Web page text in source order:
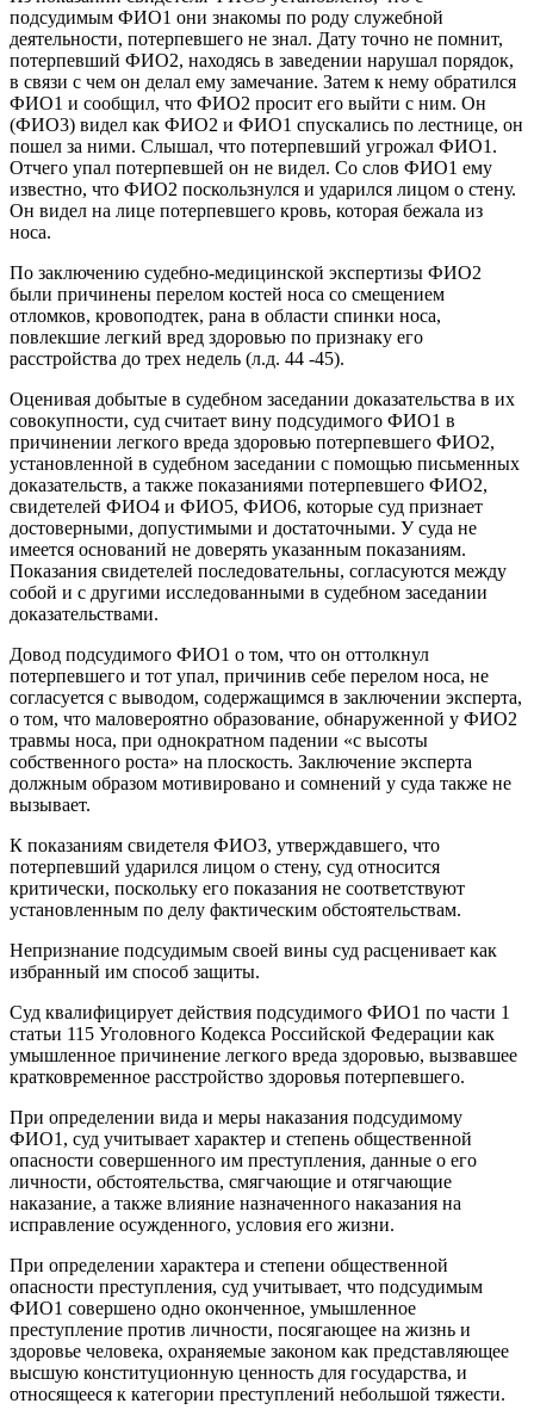
подсудимым ФИО1 они знакомы по роду служебной
деятельности, потерпевшего не знал. Дату точно не помнит,
потерпевший ФИО2, находясь в заведении нарушал порядок,
в связи с чем он делал ему замечание. Затем к нему обратился
ФИО1 и сообщил, что ФИО2 просит его выйти с ним. Он
(ФИО3) видел как ФИО2 и ФИО1 спускались по лестнице, он
пошел за ними. Слышал, что потерпевший угрожал ФИО1.
Отчего упал потерпевшей он не видел. Со слов ФИО1 ему
известно, что ФИО2 поскользнулся и ударился лицом о стену.
Он видел на лице потерпевшего кровь, которая бежала из
носа.
По заключению судебно-медицинской экспертизы ФИО2
были причинены перелом костей носа со смещением
отломков, кровоподтек, рана в области спинки носа,
повлекшие легкий вред здоровью по признаку его
расстройства до трех недель (л.д. 44 -45).
Оценивая добытые в судебном заседании доказательства в их
совокупности, суд считает вину подсудимого ФИО1 в
причинении легкого вреда здоровью потерпевшего ФИО2,
установленной в судебном заседании с помощью письменных
доказательств, а также показаниями потерпевшего ФИО2,
свидетелей ФИО4 и ФИО5, ФИО6, которые суд признает
достоверными, допустимыми и достаточными. У суда не
имеется оснований не доверять указанным показаниям.
Показания свидетелей последовательны, согласуются между
собой и с другими исследованными в судебном заседании
доказательствами.
Довод подсудимого ФИО1 о том, что он оттолкнул
потерпевшего и тот упал, причинив себе перелом носа, не
согласуется с выводом, содержащимся в заключении эксперта,
о том, что маловероятно образование, обнаруженной у ФИО2
травмы носа, при однократном падении «с высоты
собственного роста» на плоскость. Заключение эксперта
должным образом мотивировано и сомнений у суда также не
вызывает.
К показаниям свидетеля ФИО3, утверждавшего, что
потерпевший ударился лицом о стену, суд относится
критически, поскольку его показания не соответствуют
установленным по делу фактическим обстоятельствам.
Непризнание подсудимым своей вины суд расценивает как
избранный им способ защиты.
Суд квалифицирует действия подсудимого ФИО1 по части 1
статьи 115 Уголовного Кодекса Российской Федерации как
умышленное причинение легкого вреда здоровью, вызвавшее
кратковременное расстройство здоровья потерпевшего.
При определении вида и меры наказания подсудимому
ФИО1, суд учитывает характер и степень общественной
опасности совершенного им преступления, данные о его
личности, обстоятельства, смягчающие и отягчающие
наказание, а также влияние назначенного наказания на
исправление осужденного, условия его жизни.
При определении характера и степени общественной
опасности преступления, суд учитывает, что подсудимым
ФИО1 совершено одно оконченное, умышленное
преступление против личности, посягающее на жизнь и
здоровье человека, охраняемые законом как представляющее
высшую конституционную ценность для государства, и
относящееся к категории преступлений небольшой тяжести.